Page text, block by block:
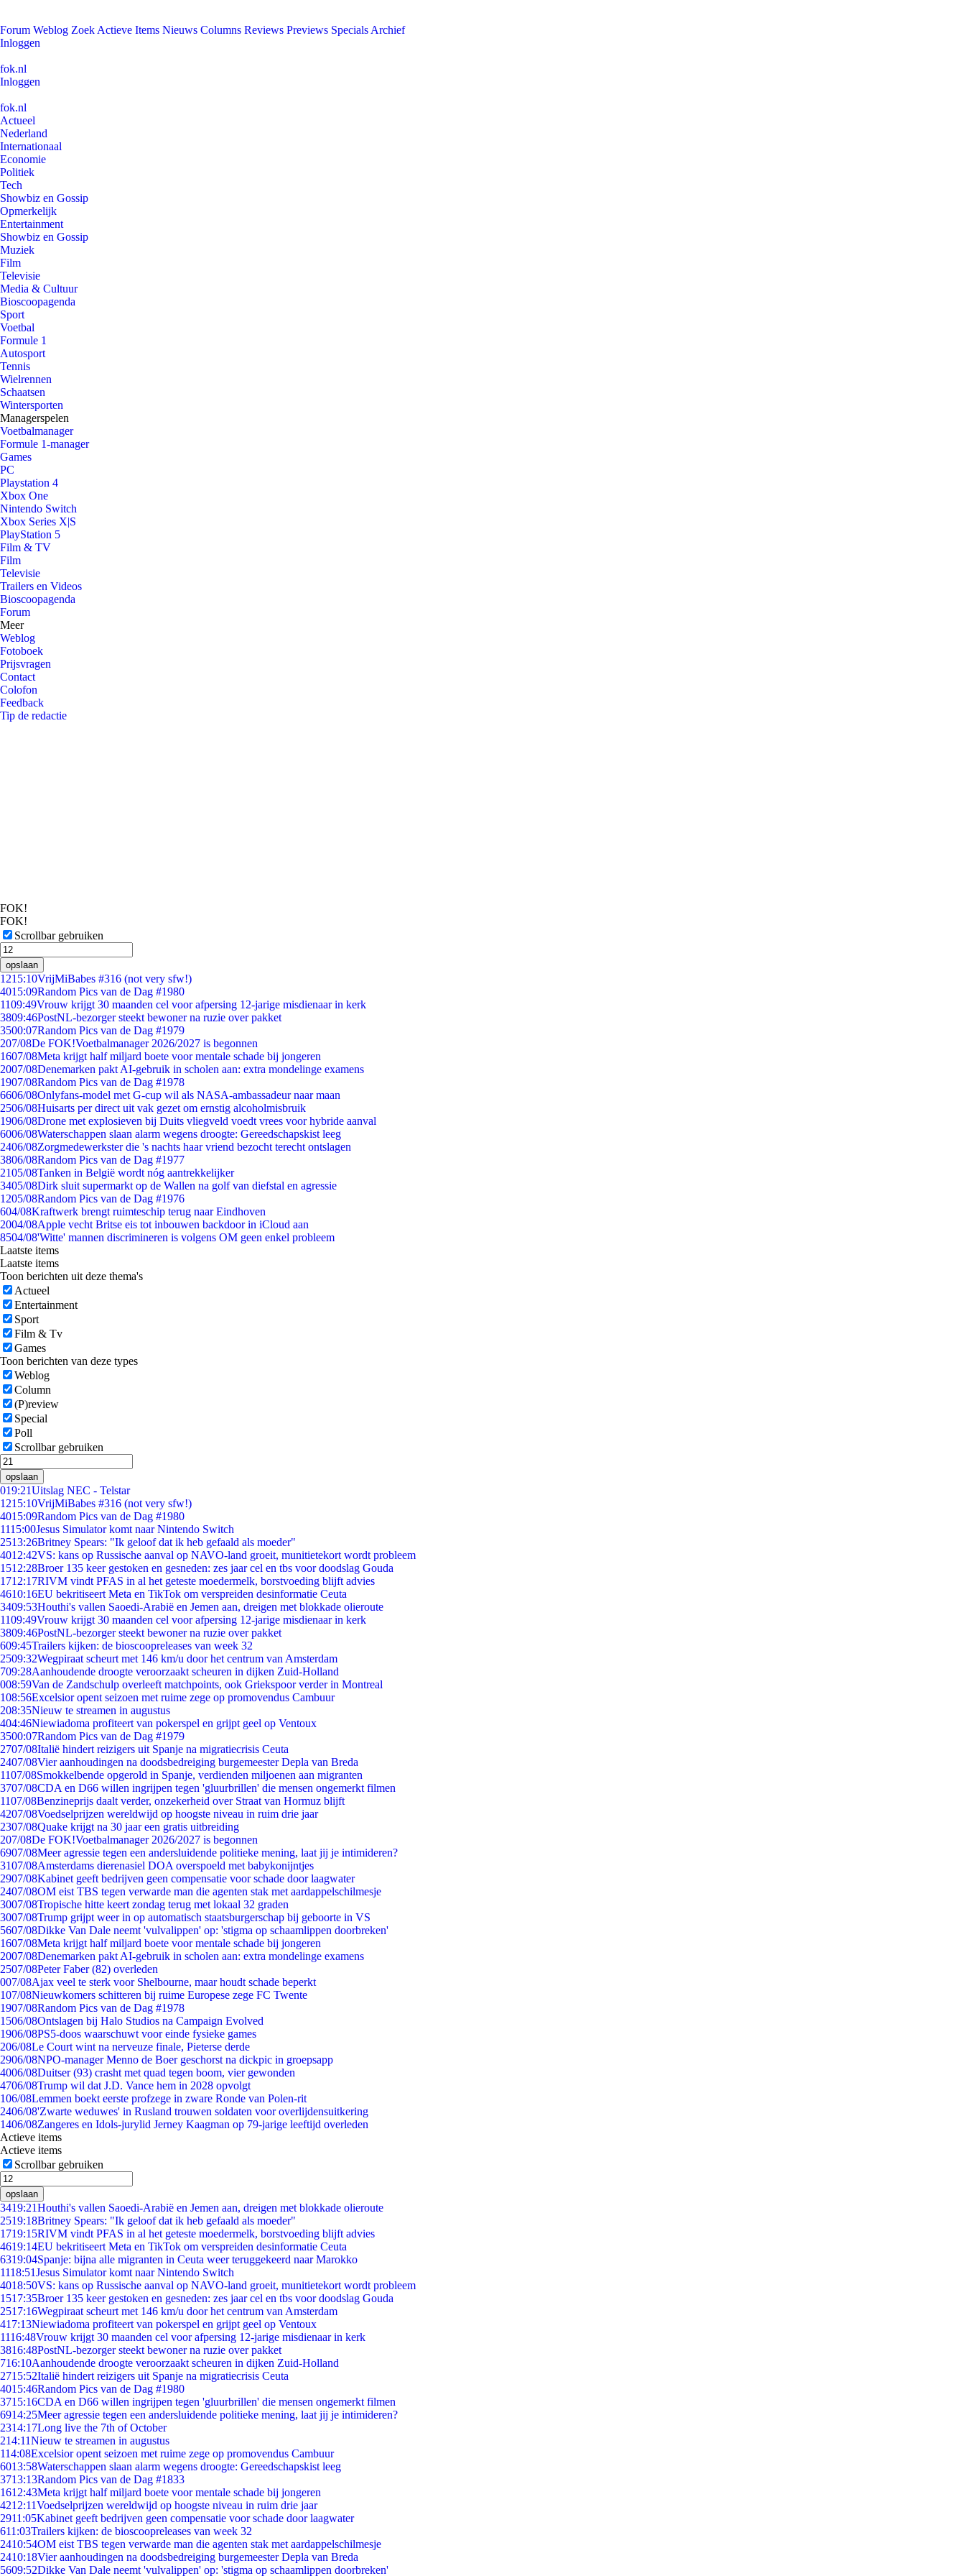
Forum Weblog Zoek Actieve Items Nieuws Columns Reviews Previews Specials Archief
Inloggen
fok.nl
Inloggen
fok.nl
Actueel
Nederland
Internationaal
Economie
Politiek
Tech
Showbiz en Gossip
Opmerkelijk
Entertainment
Showbiz en Gossip
Muziek
Film
Televisie
Media & Cultuur
Bioscoopagenda
Sport
Voetbal
Formule 1
Autosport
Tennis
Wielrennen
Schaatsen
Wintersporten
Managerspelen
Voetbalmanager
Formule 1-manager
Games
PC
Playstation 4
Xbox One
Nintendo Switch
Xbox Series X|S
PlayStation 5
Film & TV
Film
Televisie
Trailers en Videos
Bioscoopagenda
Forum
Meer
Weblog
Fotoboek
Prijsvragen
Contact
Colofon
Feedback
Tip de redactie
FOK!
FOK!
Scrollbar gebruiken
opslaan
1215:10VrijMiBabes #316 (not very sfw!)
4015:09Random Pics van de Dag #1980
1109:49Vrouw krijgt 30 maanden cel voor afpersing 12-jarige misdienaar in kerk
3809:46PostNL-bezorger steekt bewoner na ruzie over pakket
3500:07Random Pics van de Dag #1979
207/08De FOK!Voetbalmanager 2026/2027 is begonnen
1607/08Meta krijgt half miljard boete voor mentale schade bij jongeren
2007/08Denemarken pakt AI-gebruik in scholen aan: extra mondelinge examens
1907/08Random Pics van de Dag #1978
6606/08Onlyfans-model met G-cup wil als NASA-ambassadeur naar maan
2506/08Huisarts per direct uit vak gezet om ernstig alcoholmisbruik
1906/08Drone met explosieven bij Duits vliegveld voedt vrees voor hybride aanval
6006/08Waterschappen slaan alarm wegens droogte: Gereedschapskist leeg
2406/08Zorgmedewerkster die 's nachts haar vriend bezocht terecht ontslagen
3806/08Random Pics van de Dag #1977
2105/08Tanken in België wordt nóg aantrekkelijker
3405/08Dirk sluit supermarkt op de Wallen na golf van diefstal en agressie
1205/08Random Pics van de Dag #1976
604/08Kraftwerk brengt ruimteschip terug naar Eindhoven
2004/08Apple vecht Britse eis tot inbouwen backdoor in iCloud aan
8504/08'Witte' mannen discrimineren is volgens OM geen enkel probleem
Laatste items
Laatste items
Toon berichten uit deze thema's
Actueel
Entertainment
Sport
Film & Tv
Games
Toon berichten van deze types
Weblog
Column
(P)review
Special
Poll
Scrollbar gebruiken
opslaan
019:21Uitslag NEC - Telstar
1215:10VrijMiBabes #316 (not very sfw!)
4015:09Random Pics van de Dag #1980
1115:00Jesus Simulator komt naar Nintendo Switch
2513:26Britney Spears: "Ik geloof dat ik heb gefaald als moeder"
4012:42VS: kans op Russische aanval op NAVO-land groeit, munitietekort wordt probleem
1512:28Broer 135 keer gestoken en gesneden: zes jaar cel en tbs voor doodslag Gouda
1712:17RIVM vindt PFAS in al het geteste moedermelk, borstvoeding blijft advies
4610:16EU bekritiseert Meta en TikTok om verspreiden desinformatie Ceuta
3409:53Houthi's vallen Saoedi-Arabië en Jemen aan, dreigen met blokkade olieroute
1109:49Vrouw krijgt 30 maanden cel voor afpersing 12-jarige misdienaar in kerk
3809:46PostNL-bezorger steekt bewoner na ruzie over pakket
609:45Trailers kijken: de bioscoopreleases van week 32
2509:32Wegpiraat scheurt met 146 km/u door het centrum van Amsterdam
709:28Aanhoudende droogte veroorzaakt scheuren in dijken Zuid-Holland
008:59Van de Zandschulp overleeft matchpoints, ook Griekspoor verder in Montreal
108:56Excelsior opent seizoen met ruime zege op promovendus Cambuur
208:35Nieuw te streamen in augustus
404:46Niewiadoma profiteert van pokerspel en grijpt geel op Ventoux
3500:07Random Pics van de Dag #1979
2707/08Italië hindert reizigers uit Spanje na migratiecrisis Ceuta
2407/08Vier aanhoudingen na doodsbedreiging burgemeester Depla van Breda
1107/08Smokkelbende opgerold in Spanje, verdienden miljoenen aan migranten
3707/08CDA en D66 willen ingrijpen tegen 'gluurbrillen' die mensen ongemerkt filmen
1107/08Benzineprijs daalt verder, onzekerheid over Straat van Hormuz blijft
4207/08Voedselprijzen wereldwijd op hoogste niveau in ruim drie jaar
2307/08Quake krijgt na 30 jaar een gratis uitbreiding
207/08De FOK!Voetbalmanager 2026/2027 is begonnen
6907/08Meer agressie tegen een andersluidende politieke mening, laat jij je intimideren?
3107/08Amsterdams dierenasiel DOA overspoeld met babykonijntjes
2907/08Kabinet geeft bedrijven geen compensatie voor schade door laagwater
2407/08OM eist TBS tegen verwarde man die agenten stak met aardappelschilmesje
3007/08Tropische hitte keert zondag terug met lokaal 32 graden
3007/08Trump grijpt weer in op automatisch staatsburgerschap bij geboorte in VS
5607/08Dikke Van Dale neemt 'vulvalippen' op: 'stigma op schaamlippen doorbreken'
1607/08Meta krijgt half miljard boete voor mentale schade bij jongeren
2007/08Denemarken pakt AI-gebruik in scholen aan: extra mondelinge examens
2507/08Peter Faber (82) overleden
007/08Ajax veel te sterk voor Shelbourne, maar houdt schade beperkt
107/08Nieuwkomers schitteren bij ruime Europese zege FC Twente
1907/08Random Pics van de Dag #1978
1506/08Ontslagen bij Halo Studios na Campaign Evolved
1906/08PS5-doos waarschuwt voor einde fysieke games
206/08Le Court wint na nerveuze finale, Pieterse derde
2906/08NPO-manager Menno de Boer geschorst na dickpic in groepsapp
4006/08Duitser (93) crasht met quad tegen boom, vier gewonden
4706/08Trump wil dat J.D. Vance hem in 2028 opvolgt
106/08Lemmen boekt eerste profzege in zware Ronde van Polen-rit
2406/08'Zwarte weduwes' in Rusland trouwen soldaten voor overlijdensuitkering
1406/08Zangeres en Idols-jurylid Jerney Kaagman op 79-jarige leeftijd overleden
Actieve items
Actieve items
Scrollbar gebruiken
opslaan
3419:21Houthi's vallen Saoedi-Arabië en Jemen aan, dreigen met blokkade olieroute
2519:18Britney Spears: "Ik geloof dat ik heb gefaald als moeder"
1719:15RIVM vindt PFAS in al het geteste moedermelk, borstvoeding blijft advies
4619:14EU bekritiseert Meta en TikTok om verspreiden desinformatie Ceuta
6319:04Spanje: bijna alle migranten in Ceuta weer teruggekeerd naar Marokko
1118:51Jesus Simulator komt naar Nintendo Switch
4018:50VS: kans op Russische aanval op NAVO-land groeit, munitietekort wordt probleem
1517:35Broer 135 keer gestoken en gesneden: zes jaar cel en tbs voor doodslag Gouda
2517:16Wegpiraat scheurt met 146 km/u door het centrum van Amsterdam
417:13Niewiadoma profiteert van pokerspel en grijpt geel op Ventoux
1116:48Vrouw krijgt 30 maanden cel voor afpersing 12-jarige misdienaar in kerk
3816:48PostNL-bezorger steekt bewoner na ruzie over pakket
716:10Aanhoudende droogte veroorzaakt scheuren in dijken Zuid-Holland
2715:52Italië hindert reizigers uit Spanje na migratiecrisis Ceuta
4015:46Random Pics van de Dag #1980
3715:16CDA en D66 willen ingrijpen tegen 'gluurbrillen' die mensen ongemerkt filmen
6914:25Meer agressie tegen een andersluidende politieke mening, laat jij je intimideren?
2314:17Long live the 7th of October
214:11Nieuw te streamen in augustus
114:08Excelsior opent seizoen met ruime zege op promovendus Cambuur
6013:58Waterschappen slaan alarm wegens droogte: Gereedschapskist leeg
3713:13Random Pics van de Dag #1833
1612:43Meta krijgt half miljard boete voor mentale schade bij jongeren
4212:11Voedselprijzen wereldwijd op hoogste niveau in ruim drie jaar
2911:05Kabinet geeft bedrijven geen compensatie voor schade door laagwater
611:03Trailers kijken: de bioscoopreleases van week 32
2410:54OM eist TBS tegen verwarde man die agenten stak met aardappelschilmesje
2410:18Vier aanhoudingen na doodsbedreiging burgemeester Depla van Breda
5609:52Dikke Van Dale neemt 'vulvalippen' op: 'stigma op schaamlippen doorbreken'